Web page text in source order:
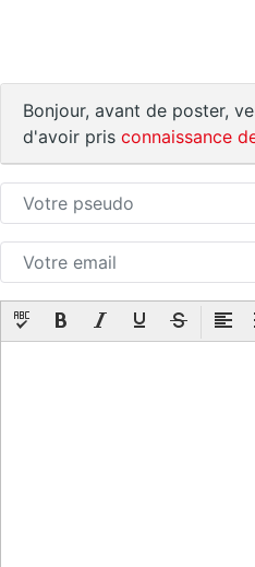
Bonjour, avant de poster,
d'avoir pris connaissance